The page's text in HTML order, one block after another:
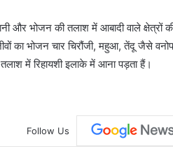
और भोजन की तलाश में आबादी वाले
का भोजन चार चिरौंजी, महुआ, तेंदू जैसे
में रिहायशी इलाके में आना पड़ता हैं।
Follow Us